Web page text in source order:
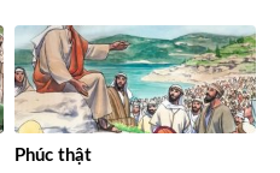
Phúc thật